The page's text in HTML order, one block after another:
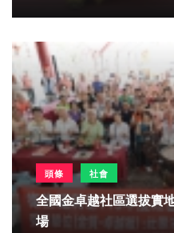
頭條 社會
全國金卓越社區選拔實
場